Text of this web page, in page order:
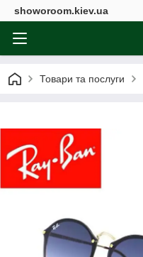
showoroom.kiev.ua
Товари та послуги